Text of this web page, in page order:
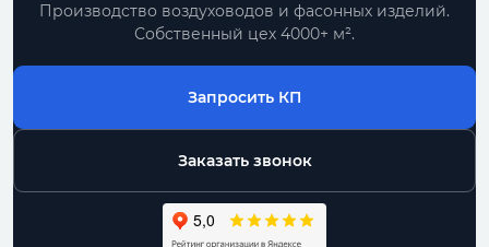
Производство воздуховодов и фасонных изделий.
Собственный цех 4000+ м².
Запросить КП
Заказать звонок